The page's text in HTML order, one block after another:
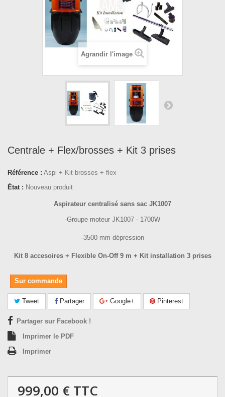
Agrandir l'image
Centrale + Flex/brosses + Kit 3 prises
Référence : Aspi + Kit brosses + flex
État : Nouveau produit
Aspirateur centralisé sans sac JK1007
-Groupe moteur JK1007 - 1700W
-3500 mm dépression
Kit 8 accesoires + Flexible On-Off 9 m + Kit installation 3 prises
Sur commande
Tweet Partager Google+ Pinterest
Partager sur Facebook !
Imprimer le PDF
Imprimer
999,00 € TTC